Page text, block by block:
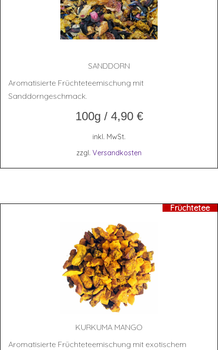
SAND­DORN
Aromatisierte Früchteteemischung mit
Sanddorngeschmack.
100g / 4,90 €
inkl. MwSt.
zzgl. Versandkosten
Früchtetee
KUR­KU­MA MANGO
Aromatisierte Früchteteemischung mit exotischem